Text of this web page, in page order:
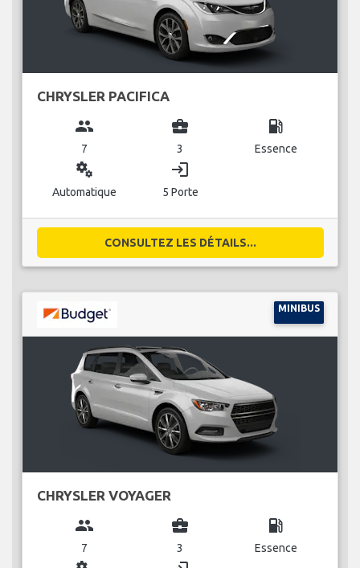
CHRYSLER PACIFICA
group
7
business_center
3
local_gas_station
Essence
miscellaneous_services
Automatique
login
5 Porte
CONSULTEZ LES DÉTAILS...
MINIBUS
CHRYSLER VOYAGER
group
7
business_center
3
local_gas_station
Essence